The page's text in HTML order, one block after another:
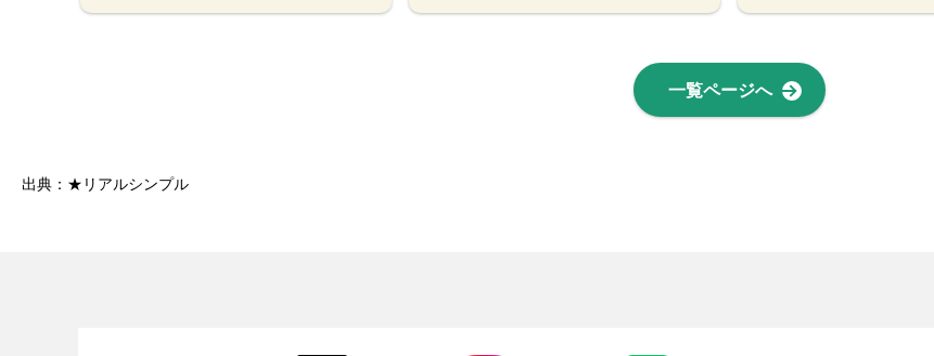
一覧ページへ
出典：★リアルシンプル